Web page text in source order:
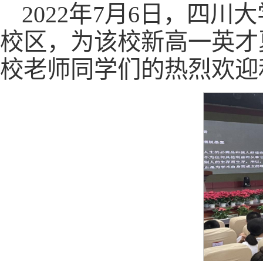
2022年7月6日，四川
校区，为该校新高一英
校老师同学们的热烈欢